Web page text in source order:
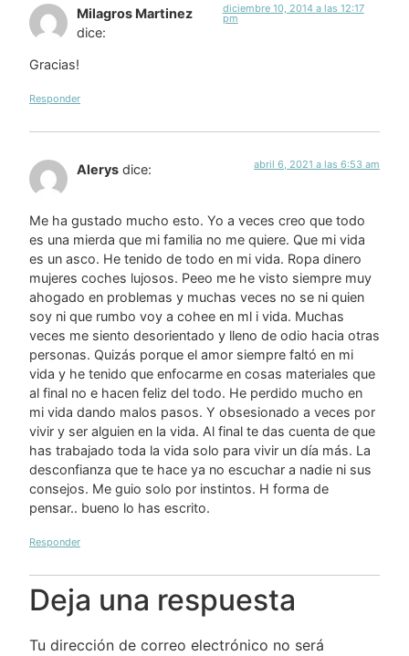
Milagros Martinez
dice:
diciembre 10, 2014 a las 12:17
pm
Gracias!
Responder
Alerys dice: abril 6, 2021 a las 6:53 am
Me ha gustado mucho esto. Yo a veces creo que todo
es una mierda que mi familia no me quiere. Que mi vida
es un asco. He tenido de todo en mi vida. Ropa dinero
mujeres coches lujosos. Peeo me he visto siempre muy
ahogado en problemas y muchas veces no se ni quien
soy ni que rumbo voy a cohee en ml i vida. Muchas
veces me siento desorientado y lleno de odio hacia otras
personas. Quizás porque el amor siempre faltó en mi
vida y he tenido que enfocarme en cosas materiales que
al final no e hacen feliz del todo. He perdido mucho en
mi vida dando malos pasos. Y obsesionado a veces por
vivir y ser alguien en la vida. Al final te das cuenta de que
has trabajado toda la vida solo para vivir un día más. La
desconfianza que te hace ya no escuchar a nadie ni sus
consejos. Me guio solo por instintos. H forma de
pensar.. bueno lo has escrito.
Responder
Deja una respuesta
Tu dirección de correo electrónico no será